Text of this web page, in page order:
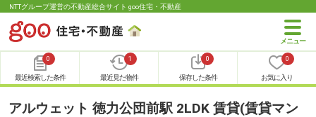
NTTグループ運営の不動産総合サイト goo住宅・不動産
0
最近検索した条件
1
最近見た物件
0
保存した条件
0
お気に入り
アルウェット 徳力公団前駅 2LDK 賃貸(賃貸マン